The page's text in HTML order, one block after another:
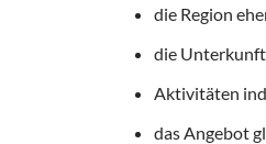
die Region
die
Aktivitäten
das Angebot